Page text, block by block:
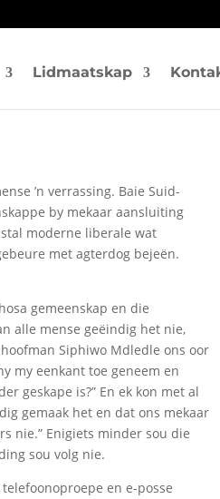
Lidmaatskap
’n verrassing. Baie Suid-
by mekaar aansluiting
moderne liberale wat
met agterdog bejeën.
gemeenskap en die
alle mense geëindig het nie,
Siphiwo Mdledle ons oor
my eenkant toe geneem en
geskape is?” En ek kon met al
gemaak het en dat ons mekaar
nie.” Enigiets minder sou die
sou volg nie.
en e-posse